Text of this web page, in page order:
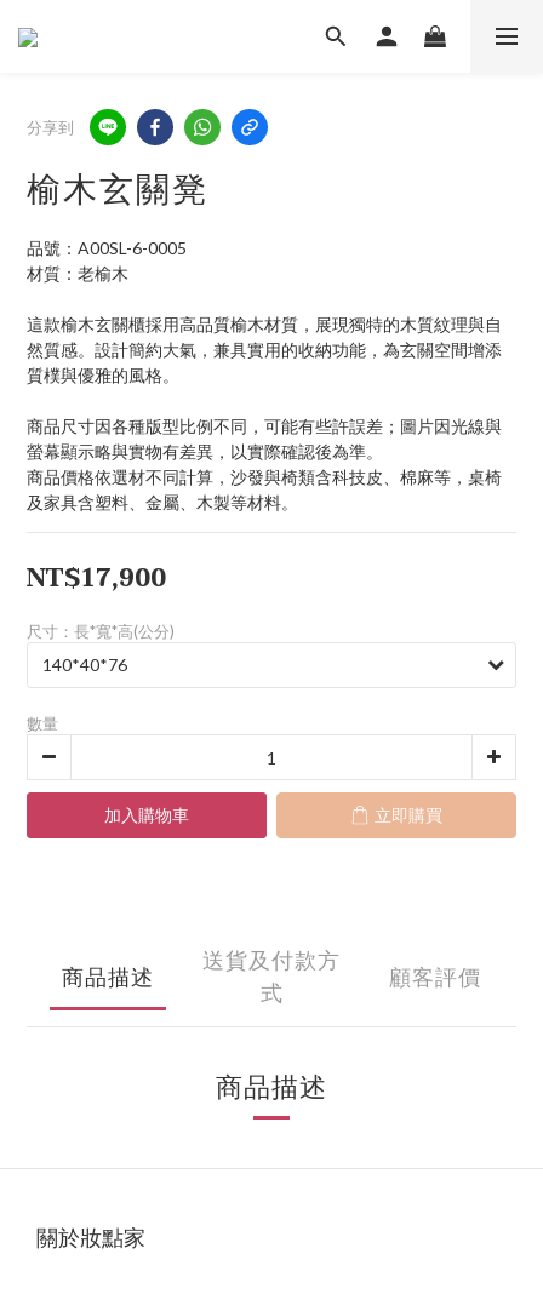
分享到
榆木玄關凳
品號：A00SL-6-0005
材質：老榆木
這款榆木玄關櫃採用高品質榆木材質，展現獨特的木質紋理與自
然質感。設計簡約大氣，兼具實用的收納功能，為玄關空間增添
質樸與優雅的風格。
商品尺寸因各種版型比例不同，可能有些許誤差；圖片因光線與
螢幕顯示略與實物有差異，以實際確認後為準。
商品價格依選材不同計算，沙發與椅類含科技皮、棉麻等，桌椅
及家具含塑料、金屬、木製等材料。
NT$17,900
尺寸：長*寬*高(公分)
數量
加入購物車 立即購買
商品描述
送貨及付款方
式
顧客評價
商品描述
關於妝點家